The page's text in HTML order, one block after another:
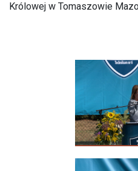
Królowej w Tomaszowie